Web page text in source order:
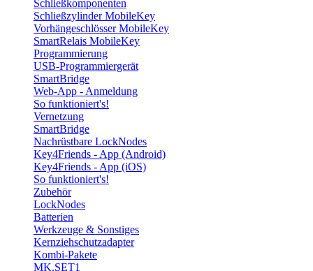
Schließkomponenten
Schließzylinder MobileKey
Vorhängeschlösser MobileKey
SmartRelais MobileKey
Programmierung
USB-Programmiergerät
SmartBridge
Web-App - Anmeldung
So funktioniert's!
Vernetzung
SmartBridge
Nachrüstbare LockNodes
Key4Friends - App (Android)
Key4Friends - App (iOS)
So funktioniert's!
Zubehör
LockNodes
Batterien
Werkzeuge & Sonstiges
Kernziehschutzadapter
Kombi-Pakete
MK.SET1